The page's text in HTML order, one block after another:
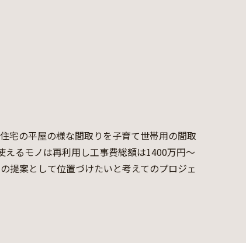
宅の平屋の様な間取りを子育て世帯用の間取
るモノは再利用し工事費総額は1400万円～
提案として位置づけたいと考えてのプロジェ